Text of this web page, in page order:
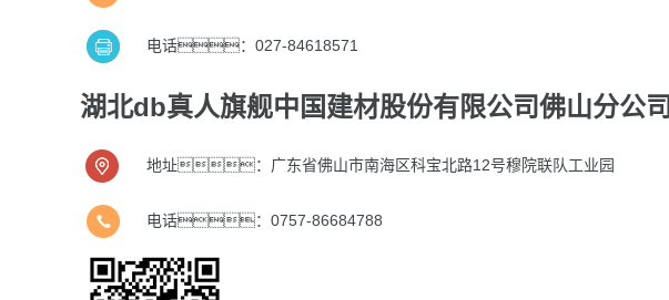
电话：027-84618571
湖北db真人旗舰中国建材股份有限公司佛山分公司
地址：广东省佛山市南海区科宝北路12号穆院联队工业园
电话：0757-86684788